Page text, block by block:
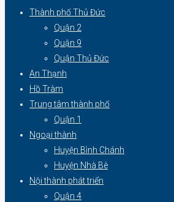
Thành phố Thủ Đức
Quận 2
Quận 9
Quận Thủ Đức
An Thạnh
Hồ Tràm
Trung tâm thành phố
Quận 1
Ngoại thành
Huyện Bình Chánh
Huyện Nhà Bè
Nội thành phát triển
Quận 4